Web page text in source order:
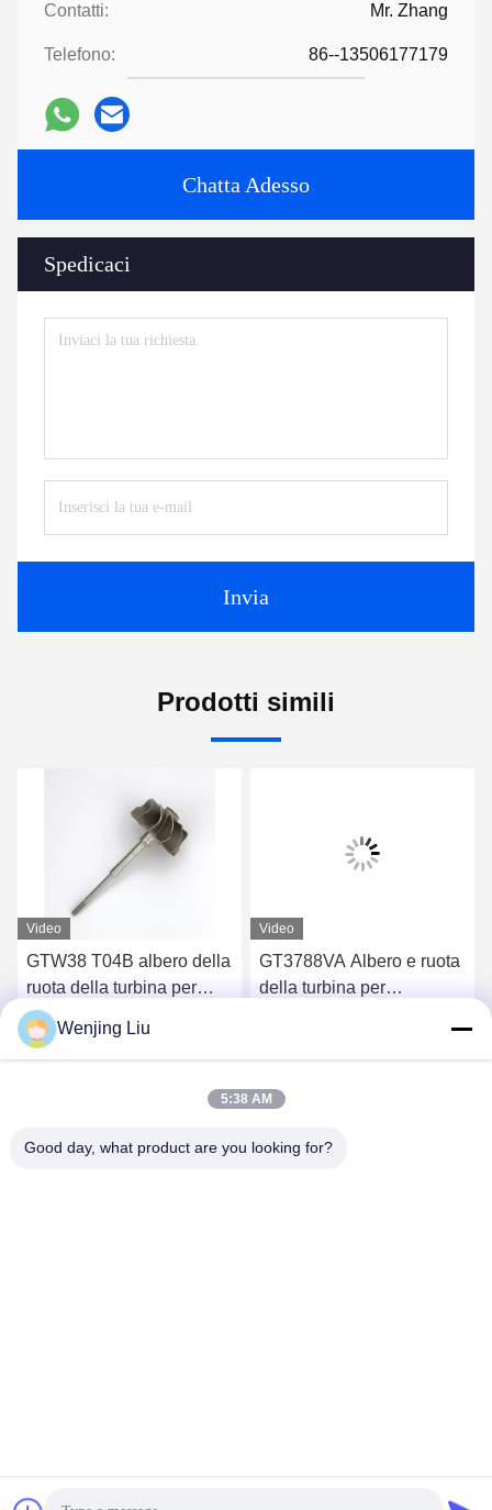
Contatti: Mr. Zhang
Telefono: 86--13506177179
Chatta Adesso
Spedicaci
Invia
Prodotti simili
Video
GTW38 T04B albero della
ruota della turbina per
turbocompressori 407276-
6 407276-19 446905-2
446905-5Chatta Adesso
Video
GT3788VA Albero e ruota
della turbina per
5002S
Chatta Adesso
Cina Buona qualità albero della ruota della turbina Fornitore.
Wenjing Liu
5:38 AM
Good day, what product are you looking for?